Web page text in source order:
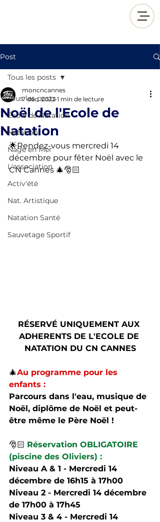
Post
Tous les posts
École de Natation
Natation
Nage en Mer
L'association
Activ'été
Nat. Artistique
Natation Santé
Sauvetage Sportif
Tous les posts
Noël de l'Ecole de
Natation
moncncannes
7 déc. 2022 1 min de lecture
🌟Rendez-vous mercredi 14
décembre pour fêter Noël avec le
CN Cannes 🎄🎅🏻
RÉSERVÉ UNIQUEMENT AUX
ADHERENTS DE L'ECOLE DE
NATATION DU CN CANNES
🎄Au programme pour les
enfants :
Parcours dans l'eau, musique de
Noël, diplôme de Noël et peut-
être même le Père Noël !
🎅🏻 Réservation OBLIGATOIRE
(piscine des Oliviers) :
Niveau A & 1 - Mercredi 14
décembre de 16h15 à 17h00
Niveau 2 - Mercredi 14 décembre
de 17h00 à 17h45
Niveau 3 & 4 - Mercredi 14